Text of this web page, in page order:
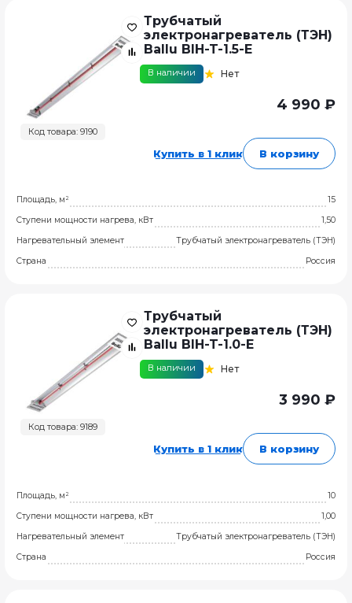
Код товара: 9190
Трубчатый
электронагреватель (ТЭН)
Ballu BIH-T-1.5-E
В наличии Нет
4 990 ₽
Купить в 1 клик В корзину
Площадь, м²
15
Ступени мощности нагрева, кВт
1,50
Нагревательный элемент
Трубчатый электронагреватель (ТЭН)
Страна
Россия
Код товара: 9189
Трубчатый
электронагреватель (ТЭН)
Ballu BIH-T-1.0-E
В наличии Нет
3 990 ₽
Купить в 1 клик В корзину
Площадь, м²
10
Ступени мощности нагрева, кВт
1,00
Нагревательный элемент
Трубчатый электронагреватель (ТЭН)
Страна
Россия